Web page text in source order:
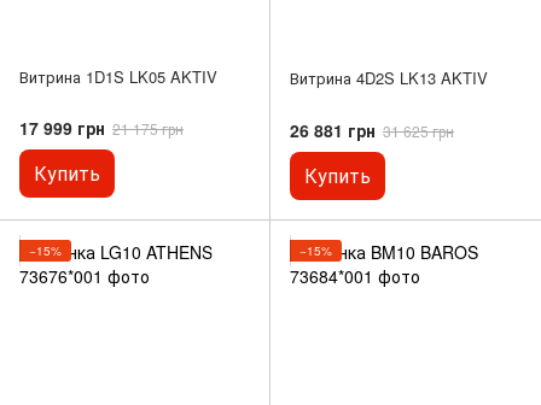
Витрина 1D1S LK05 AKTIV
17 999 грн 21 175 грн
Купить
Витрина 4D2S LK13 AKTIV
26 881 грн 31 625 грн
Купить
−15% −15%